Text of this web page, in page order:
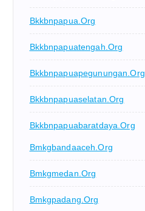
Bkkbnpapua.org
Bkkbnpapuatengah.org
Bkkbnpapuapegunungan.org
Bkkbnpapuaselatan.org
Bkkbnpapuabaratdaya.org
Bmkgbandaaceh.org
Bmkgmedan.org
Bmkgpadang.org